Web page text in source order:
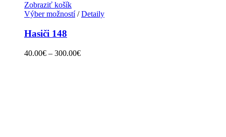
Zobraziť košík
Výber možností/ Detaily
Hasiči 148
40.00€ – 300.00€